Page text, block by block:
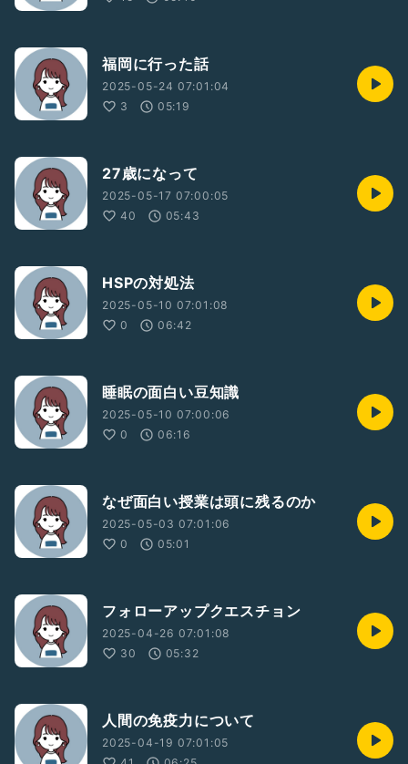
福岡に行った話
2025-05-24 07:01:04
3
05:19
27歳になって
2025-05-17 07:00:05
40
05:43
HSPの対処法
2025-05-10 07:01:08
0
06:42
睡眠の面白い豆知識
2025-05-10 07:00:06
0
06:16
なぜ面白い授業は頭に残るのか
2025-05-03 07:01:06
0
05:01
フォローアップクエスチョン
2025-04-26 07:01:08
30
05:32
人間の免疫力について
2025-04-19 07:01:05